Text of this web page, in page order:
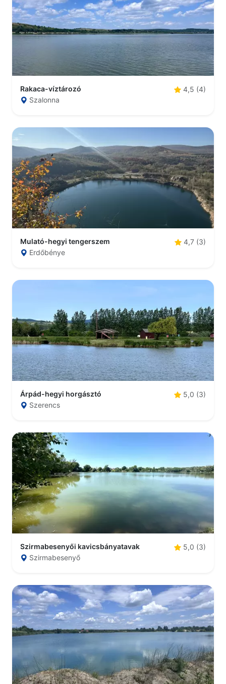
Rakaca-víztározó
4,5 (4)
Szalonna
Mulató-hegyi tengerszem
4,7 (3)
Erdőbénye
Árpád-hegyi horgásztó
5,0 (3)
Szerencs
Szirmabesenyői kavicsbányatavak
5,0 (3)
Szirmabesenyő